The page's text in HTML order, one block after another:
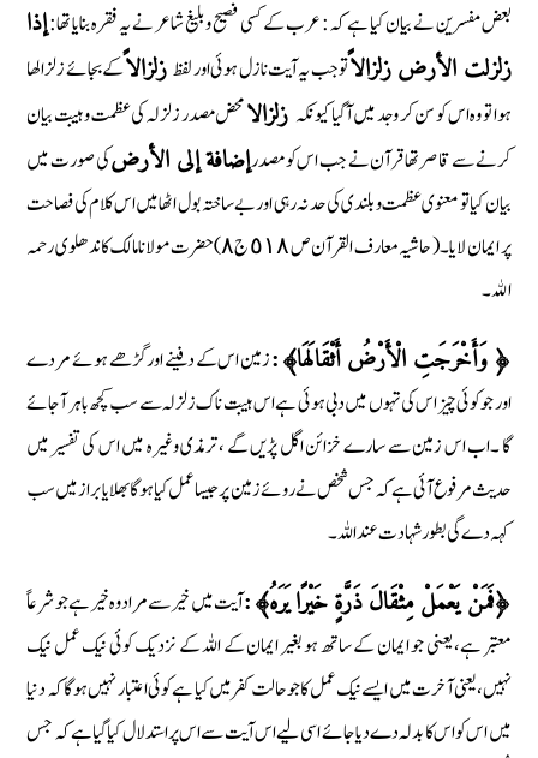
بعض مفسرین نے بیان کیا ہے کہ: عرب کے کسی فصیح وبلیغ شاعر نے یہ فقرہ بنایا تھا:إذا
زلزلت الأرض زلزالاًتو جب یہ آیت نازل ہوئی اور لفظ زلزالاًکے بجائے زلزالھا
ہوا تو وہ اس کو سن کر وجد میں آگیا کیونکہ زلزالا محض مصدر زلزلہ کی عظمت وہیبت بیان
کرنے سے قاصر تھا قرآن نے جب اس کو مصدرإضافة إلی الأرضکی صورت میں
بیان کیا تو معنوی عظمت و بلندی کی حد نہ رہی اور بےساختہ بول اٹھا میں اس کلام کی فصاحت
پر ایمان لایا۔ ( حاشیہ معارف القرآن ص ٥١٨ ج ٨)حضرت مولانا مالک کاندھلوی رحمہ
الله۔
﴿ وَأَخْرَجَتِ الْأَرْضُ أَثْقَالَهَا﴾:زمین اس کے دفینے اور گڑھے ہوئے مردے
اور جو کوئی چیز اس کی تہوں میں دبی ہوئی ہے اس ہیبت ناک زلزلہ سے سب کچھ باہر آجائے
گا ۔اب اس زمین سے سارے خزائن اگل پڑیں گے ، ترمذی وغیرہ میں اس کی تفسیر میں
حدیث مرفوع آئی ہے کہ جس شخص نے روئے زمین پر جیسا عمل کیا ہوگا بھلا یا براز میں سب
کہہ دے گی بطور شہادت عنداللہ۔
﴿فَمَنْ يَعْمَلْ مِثْقَالَ ذَرَّةٍ خَيْرًا يَرَهُ﴾:آیت میں خیر سے مراد وہ خیر ہے جو شرعاً
معتبر ہے، يعنی جو ایمان کے ساتھ ہو بغیر ایمان کے اللہ کے نزدیک کوئی نیک عمل نیک
نہیں، یعنی آخرت میں ایسے نیک عمل کا جو حالت کفر میں کیا ہے کوئی اعتبار نہیں ہوگا کہ دنیا
میں اس کو اس کا بدلہ دے دیا جائے اسی لیے اس آیت سے اس پر استدلال کیا گیا ہے کہ جس